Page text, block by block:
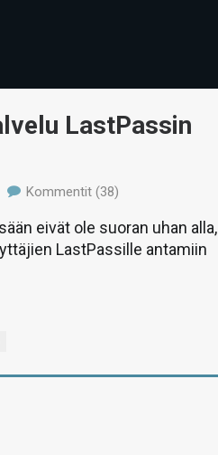
LastPassin
Kommentit (38)
eivät ole suoran uhan alla,
LastPassille antamiin